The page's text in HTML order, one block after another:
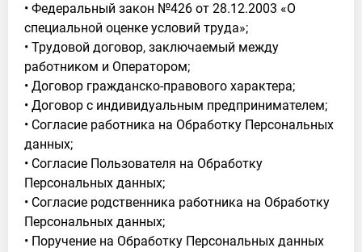
• Федеральный закон №426 от 28.12.2003 «О
специальной оценке условий труда»;
• Трудовой договор, заключаемый между
работником и Оператором;
• Договор гражданско-правового характера;
• Договор с индивидуальным предпринимателем;
• Согласие работника на Обработку Персональных
данных;
• Согласие Пользователя на Обработку
Персональных данных;
• Согласие родственника работника на Обработку
Персональных данных;
• Поручение на Обработку Персональных данных